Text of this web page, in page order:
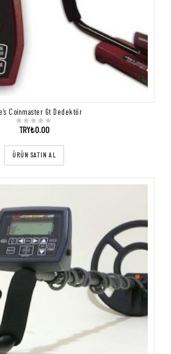
Coinmaster Gt Dedektör
TRY₺0.00
ÜRÜN SATIN AL